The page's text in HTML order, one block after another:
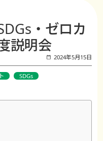
・ゼロカ
説明会
2024年5月15日
SDGs